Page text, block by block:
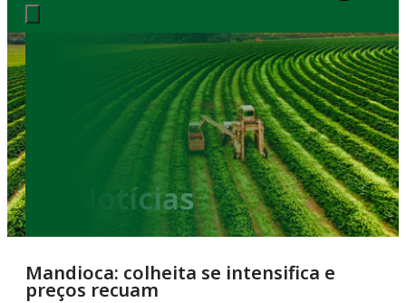
Notícias
Mandioca: colheita se intensifica e
preços recuam